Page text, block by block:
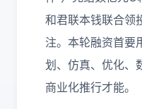
和君联本钱联合领
注。本轮融资首要
划、仿真、优化、
商业化推行才能。